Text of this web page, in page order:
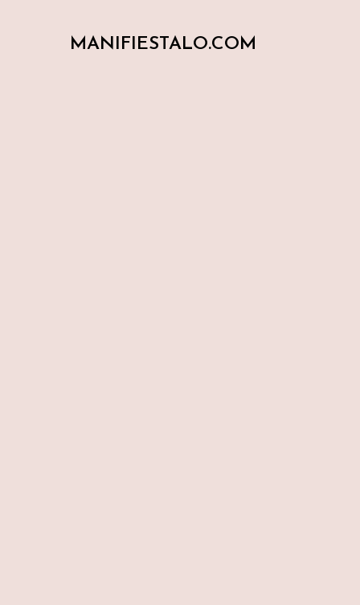
MANIFIESTALO.COM